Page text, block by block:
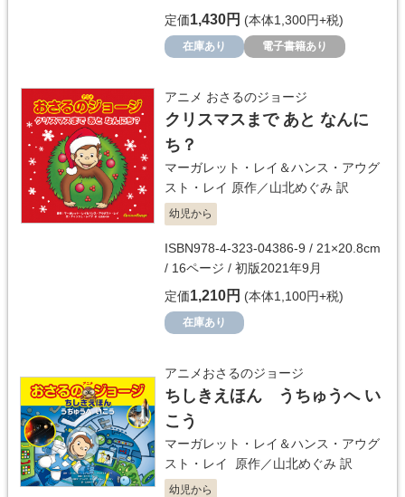
定価1,430円 (本体1,300円+税)
在庫あり 電子書籍あり
アニメ おさるのジョージ
クリスマスまで あと なんに
ち？
マーガレット・レイ＆ハンス・アウグ
スト・レイ 原作／山北めぐみ 訳
幼児から
ISBN978-4-323-04386-9 / 21×20.8cm
/ 16ページ / 初版2021年9月
定価1,210円 (本体1,100円+税)
在庫あり
アニメおさるのジョージ
ちしきえほん うちゅうへ い
こう
マーガレット・レイ＆ハンス・アウグ
スト・レイ
原作／山北めぐみ 訳
幼児から